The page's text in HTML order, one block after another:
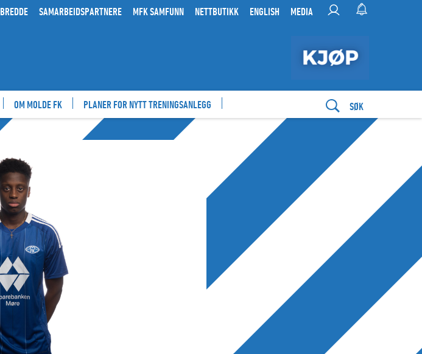
BREDDE SAMARBEIDSPARTNERE MFK SAMFUNN NETTBUTIKK ENGLISH MEDIA
OM MOLDE FK PLANER FOR NYTT TRENINGSANLEGG SØK